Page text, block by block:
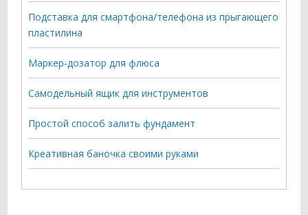
Подставка для смартфона/телефона из прыгающего
пластилина
Маркер-дозатор для флюса
Самодельный ящик для инструментов
Простой способ залить фундамент
Креативная баночка своими руками